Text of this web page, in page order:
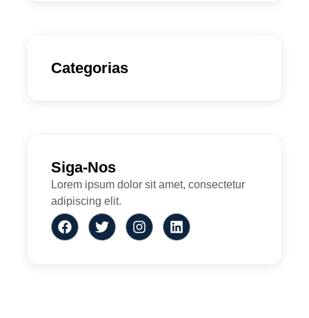
Categorias
Siga-Nos
Lorem ipsum dolor sit amet, consectetur
adipiscing elit.